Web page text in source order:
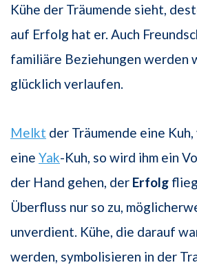
Kühe der Träumende sieht,
auf Erfolg hat er. Auch
familiäre Beziehungen werden
glücklich verlaufen.
Melkt der Träumende eine
eine Yak-Kuh, so wird ihm ein
der Hand gehen, der Erfolg
Überfluss nur so zu,
unverdient. Kühe, die darauf
werden, symbolisieren in der